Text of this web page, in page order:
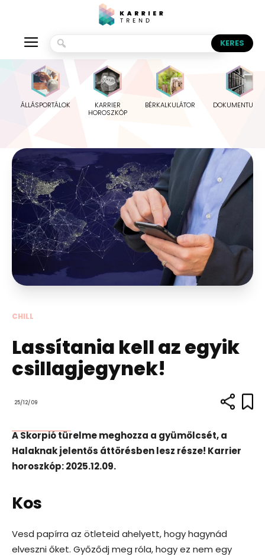
ÁLLÁSPORTÁLOK
KARRIER
HOROSZKÓP
BÉRKALKULÁTOR
CHILL
Lassítania kell az egyik
csillagjegynek!
25/12/09
A Skorpió türelme meghozza a gyümölcsét, a
Halaknak jelentős áttörésben lesz része! Karrier
horoszkóp: 2025.12.09.
Kos
Vesd papírra az ötleteid ahelyett, hogy hagynád
elveszni őket. Győződj meg róla, hogy ez nem egy